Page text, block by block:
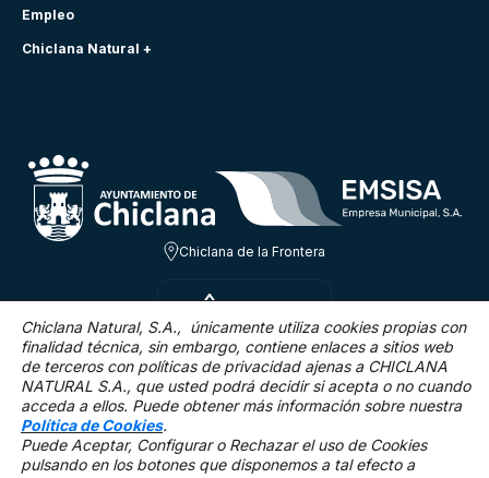
Empleo
Chiclana Natural +
Chiclana de la Frontera
VIE 7 AGO
29.7ºC
10.5 Km/h 0 %
Chiclana Natural, S.A., únicamente utiliza cookies propias con
finalidad técnica, sin embargo, contiene enlaces a sitios web
de terceros con políticas de privacidad ajenas a CHICLANA
NATURAL S.A., que usted podrá decidir si acepta o no cuando
acceda a ellos. Puede obtener más información sobre nuestra
Política de Cookies.
Puede Aceptar, Configurar o Rechazar el uso de Cookies
pulsando en los botones que disponemos a tal efecto a